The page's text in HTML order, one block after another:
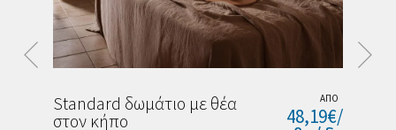
Standard δωμάτιο με θέα
στον κήπο
ΑΠΟ
48,19€/